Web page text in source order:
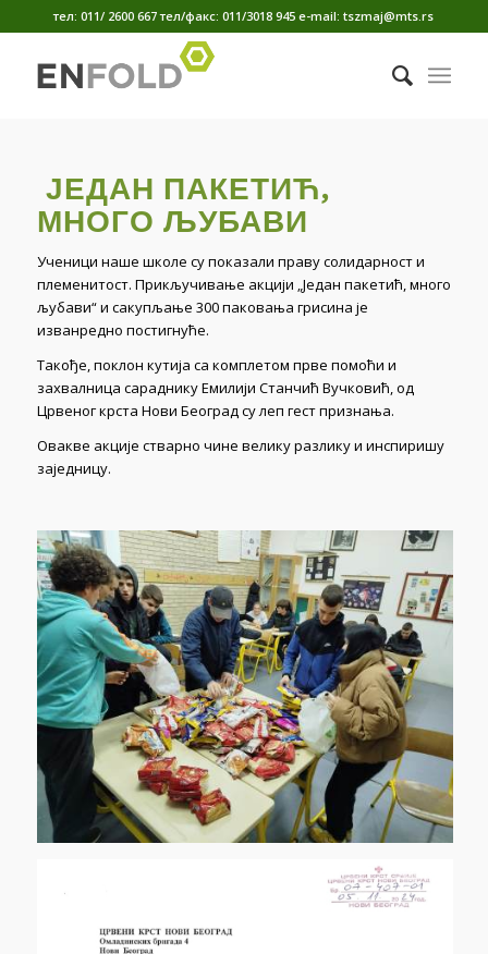
тел: 011/ 2600 667 тел/факс: 011/3018 945 е-mail: tszmaj@mts.rs
ЈЕДАН ПАКЕТИЋ,
МНОГО ЉУБАВИ
Ученици наше школе су показали праву солидарност и
племенитост. Прикључивање акцији „Један пакетић, много
љубави“ и сакупљање 300 паковања грисина је
изванредно постигнуће.
Такође, поклон кутија са комплетом прве помоћи и
захвалница сараднику Емилији Станчић Вучковић, од
Црвеног крста Нови Београд су леп гест признања.
Овакве акције стварно чине велику разлику и инспиришу
заједницу.